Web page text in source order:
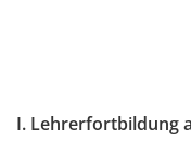
I. Lehrerfortbildung